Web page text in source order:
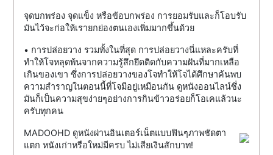
จุดบกพร่อง จุดแข็ง หรือข้อบกพร่อง การยอมรับและก็โอบรับ
มันไว้จะก่อให้เรายกย่องตนเองเพิ่มมากขึ้นด้วย
• การปล่อยวาง รวมทั้งในที่สุด การปล่อยวางนี่แหละครับที่
ทำให้โจหลุดพ้นจากความรู้สึกยึดติดกับความฝันที่มากเหลือ
เกินของเขา ซึ่งการปล่อยวางของโจทำให้โจได้ศึกษาค้นพบ
ความสำราญในตอนนี้ที่โจมีอยู่เหมือนกัน ดูหนังออนไลน์ซึ่ง
มันก็เป็นความสุขง่ายๆอย่างการกินข้าวอร่อยก็โอเคแล้วนะ
ครับทุกคน
MADOOHD ดูหนังผ่านอินเตอร์เน็ตแบบฟินๆภาพชัดตา
แตก หนังเก่าหรือใหม่มีครบ ไม่เสียเงินสักบาท!